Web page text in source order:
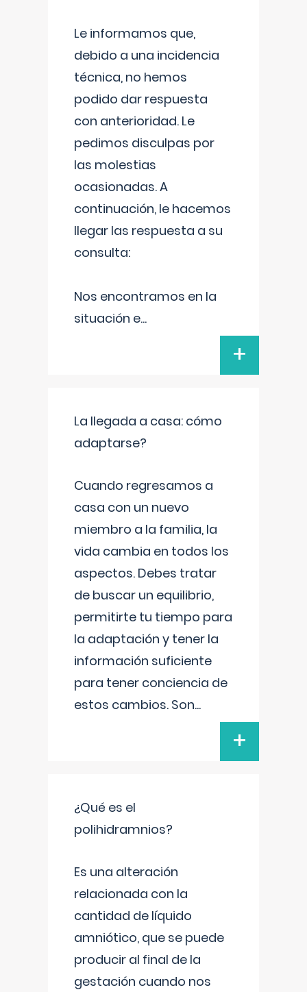
Le informamos que,
debido a una incidencia
técnica, no hemos
podido dar respuesta
con anterioridad. Le
pedimos disculpas por
las molestias
ocasionadas. A
continuación, le hacemos
llegar las respuesta a su
consulta:
Nos encontramos en la
situación e...
+
La llegada a casa: cómo
adaptarse?
Cuando regresamos a
casa con un nuevo
miembro a la familia, la
vida cambia en todos los
aspectos. Debes tratar
de buscar un equilibrio,
permitirte tu tiempo para
la adaptación y tener la
información suficiente
para tener conciencia de
estos cambios. Son...
+
¿Qué es el
polihidramnios?
Es una alteración
relacionada con la
cantidad de líquido
amniótico, que se puede
producir al final de la
gestación cuando nos